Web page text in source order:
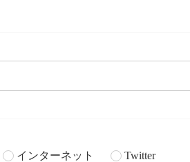
インターネット Twitter